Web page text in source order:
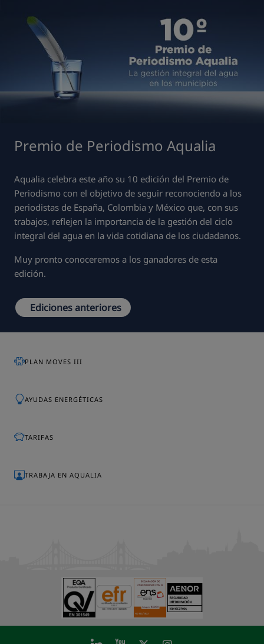
Premio de Periodismo Aqualia
Aqualia celebra este año su 10 edición del Premio de
Periodismo con el objetivo de seguir reconociendo a los
periodistas de España, Colombia y México que, con sus
trabajos, reflejen la importancia de la gestión del ciclo
integral del agua en la vida cotidiana de los ciudadanos.
Muy pronto conoceremos a los ganadores de esta
edición.
Ediciones anteriores
PLAN MOVES III
AYUDAS ENERGÉTICAS
TARIFAS
TRABAJA EN AQUALIA